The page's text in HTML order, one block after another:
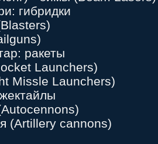
гибридки
ракеты
Launchers)
Missle Launchers)
(Artillery cannons)